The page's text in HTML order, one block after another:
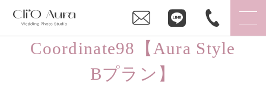
Coordinate98【Aura Style
Bプラン】